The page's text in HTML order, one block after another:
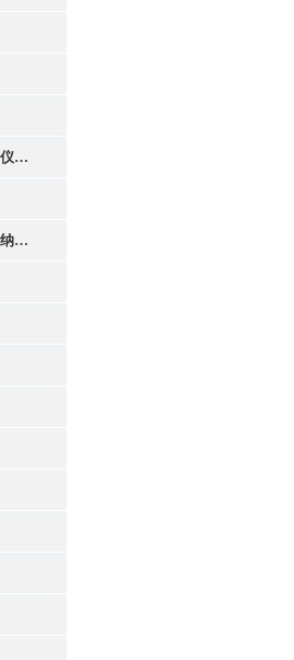
职业卫生技术服务机构资质所需仪器设备清单
县级卫生监督机构采购找金坛泰纳仪器